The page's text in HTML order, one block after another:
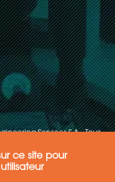
ce site pour
Services S.A. - Tous
données